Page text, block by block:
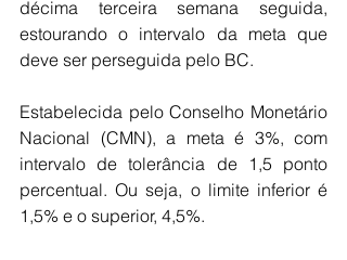
décima terceira semana seguida,
estourando o intervalo da meta que
deve ser perseguida pelo BC.
Estabelecida pelo Conselho Monetário
Nacional (CMN), a meta é 3%, com
intervalo de tolerância de 1,5 ponto
percentual. Ou seja, o limite inferior é
1,5% e o superior, 4,5%.